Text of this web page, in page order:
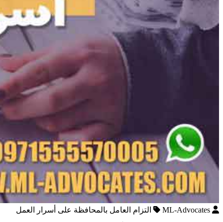
ML-Advocates التزام العامل بالمحافظة على أسرار العمل